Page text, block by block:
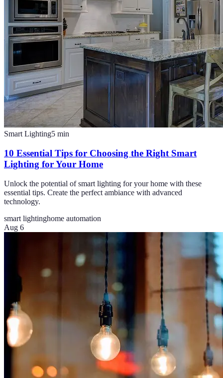
Smart Lighting5 min
10 Essential Tips for Choosing the Right Smart
Lighting for Your Home
Unlock the potential of smart lighting for your home with these
essential tips. Create the perfect ambiance with advanced
technology.
smart lightinghome automation
Aug 6